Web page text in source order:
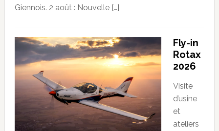
Giennois. 2 août : Nouvelle […]
Fly-in
Rotax
2026
Visite
d’usine
et
ateliers